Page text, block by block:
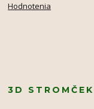
Hodnotenia
3D STROMČEK